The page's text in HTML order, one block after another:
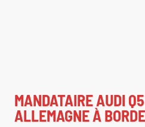
MANDATAIRE AUDI
ALLEMAGNE À